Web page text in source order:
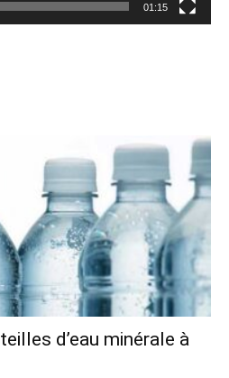
01:15
d’eau minérale à